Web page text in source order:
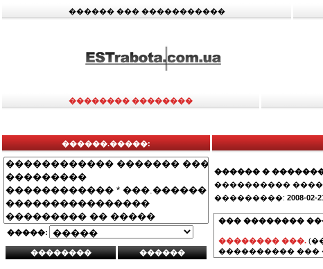
������ ��� �����������
�������� ��������
������.�����:
�����:
������ �
����������
���������: 2008-02-
��� ��������
�������� ���.
���������� ���